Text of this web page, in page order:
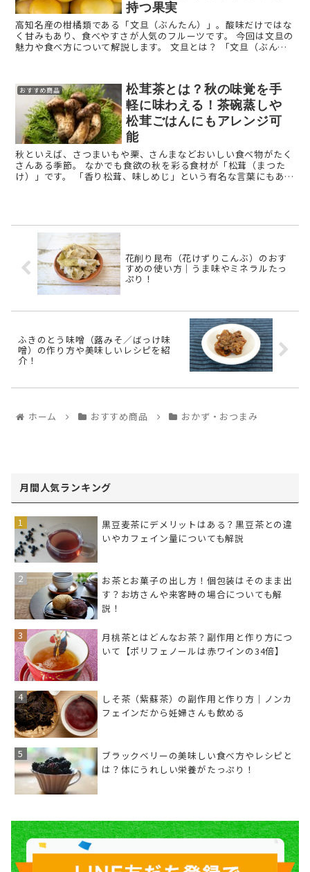
持つ果実
高知名産の柑橘類である「文旦（ぶんたん）」。酸味だけではな
く甘みもあり、食べやすさが人気のフルーツです。 今回は文旦の
魅力や食べ方について解説します。 文旦とは？ 「文旦（ぶんた
おすすめ商品
松茸茶とは？秋の味覚を手
軽に味わえる！茶碗蒸しや
松茸ごはんにもアレンジ可
能
秋といえば、さつまいもや栗、さんまなどおいしい食べ物がたく
さんある季節。 なかでも食欲の秋を彩る食材が「松茸（まつた
け）」です。 「香り松茸、味しめじ」という有名な言葉にもある
花削り昆布（花けずりこんぶ）のおす
すめの使い方｜うま味やミネラルたっ
ぷり！
ふきのとう味噌（蕗みそ／ばっけ味
噌）の作り方や美味しいレシピを紹
介！
ホーム おすすめ商品 おかず・おつまみ
月間人気ランキング
黒豆麦茶にデメリットはある？黒豆茶との違
いやカフェイン量についても解説
お茶とお菓子の出し方！個包装はそのまま出
す？お坊さんや来客時の場合についても解
説！
月桃茶とはどんなお茶？副作用と作り方につ
いて【ポリフェノールは赤ワインの34倍】
しそ茶（紫蘇茶）の副作用と作り方｜ノンカ
フェインだから妊婦さんも飲める
ブラックベリーの美味しい食べ方やレシピと
は？体にうれしい栄養がたっぷり！